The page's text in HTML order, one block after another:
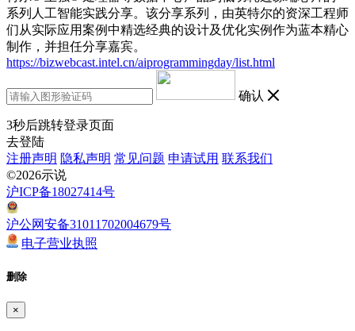
系列人工智能实践分享。该分享系列，由英特尔的资深工程师
们从实际应用案例中精选经典的设计及优化实例作为蓝本精心
制作，并担任分享嘉宾。
https://bizwebcast.intel.cn/aiprogrammingday/list.html
确认
3秒后跳转登录页面
去登陆
注册声明 隐私声明 常见问题 申请试用 联系我们
©2026示说
沪ICP备18027414号
沪公网安备31011702004679号
电子营业执照
删除
×